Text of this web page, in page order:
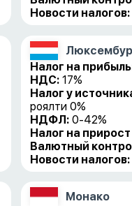
Новости налогов:
Налог на
НДС:17%
Налог у
роялти 0%
НДФЛ:0-42%
Налог на
Валютный
Новости налогов:
Монако